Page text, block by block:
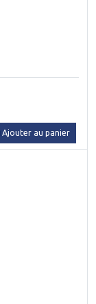
Ajouter au panier